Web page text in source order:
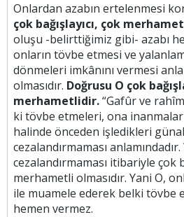
Onlardan azabın ertelenmesi
çok bağışlayıcı, çok
oluşu -belirttiğimiz gibi- azabı
onların tövbe etmesi ve
dönmeleri imkânını vermesi
olmasıdır. Doğrusu O çok
merhametlidir.“Gafûr ve
ki tövbe etmeleri, ona
halinde önceden işledikleri
cezalandırmaması
cezalandırmaması itibariyle çok
merhametli olmasıdır. Yani O,
ile muamele ederek belki tövbe
hemen vermez.